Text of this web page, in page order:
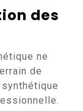
des
ne
de